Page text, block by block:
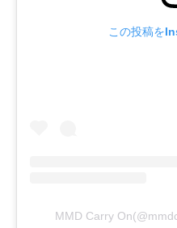
この投稿を
MMD Carry